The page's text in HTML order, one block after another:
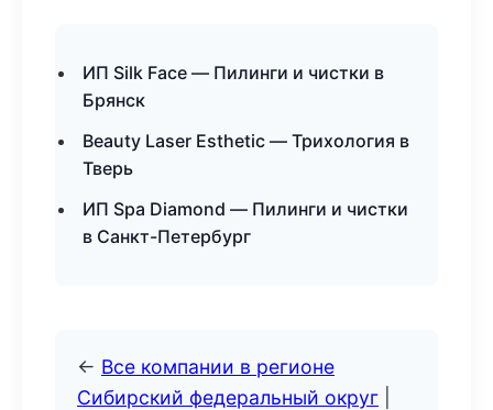
ИП Silk Face — Пилинги и чистки в
Брянск
Beauty Laser Esthetic — Трихология в
Тверь
ИП Spa Diamond — Пилинги и чистки
в Санкт-Петербург
← Все компании в регионе
Сибирский федеральный округ